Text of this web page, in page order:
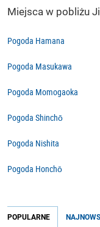
Miejsca w pobliżu
Pogoda Hamana
Pogoda Masukawa
Pogoda Momogaoka
Pogoda Shinchō
Pogoda Nishita
Pogoda Honchō
POPULARNE